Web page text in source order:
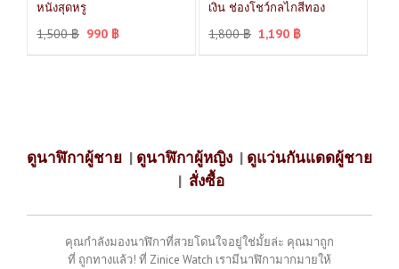
หนังสุดหรู
1,500฿ 990 ฿
เงิน ช่องโชว์กลไกสีทอง
1,800฿ 1,190 ฿
ดูนาฬิกาผู้ชาย | ดูนาฬิกาผู้หญิง | ดูแว่นกันแดดผู้ชาย
| สั่งซื้อ
คุณกำลังมองนาฬิกาที่สวยโดนใจอยู่ใช่มั้ยล่ะ คุณมาถูก
ที่ ถูกทางแล้ว! ที่ Zinice Watch เรามีนาฬิกามากมายให้